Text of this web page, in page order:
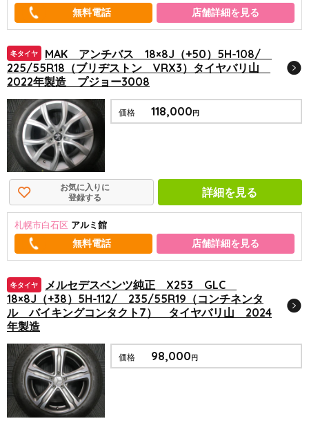
店舗詳細を見る
冬タイヤ
MAK アンチバス 18×8J（+50）5H-108/
225/55R18（ブリヂストン VRX3）タイヤバリ山
2022年製造 プジョー3008
価格 118,000円
お気に入りに
登録する
詳細を見る
札幌市白石区 アルミ館
店舗詳細を見る
冬タイヤ
メルセデスベンツ純正 X253 GLC
18×8J（+38）5H-112/ 235/55R19（コンチネンタ
ル バイキングコンタクト7） タイヤバリ山 2024
年製造
価格 98,000 円